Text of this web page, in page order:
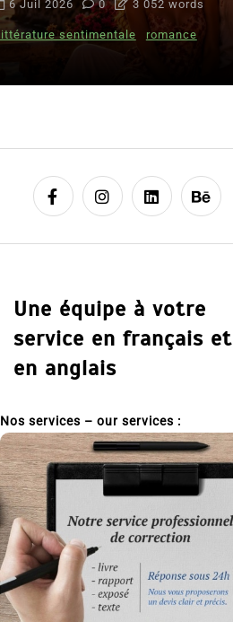
6 Juil 2026 0 3 052 words
littérature sentimentale romance
Une équipe à votre
service en français et
en anglais
Nos services – our services :